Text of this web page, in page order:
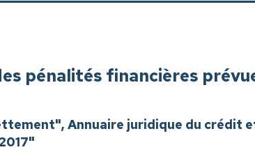
pénalités financières
Annuaire juridique du crédit